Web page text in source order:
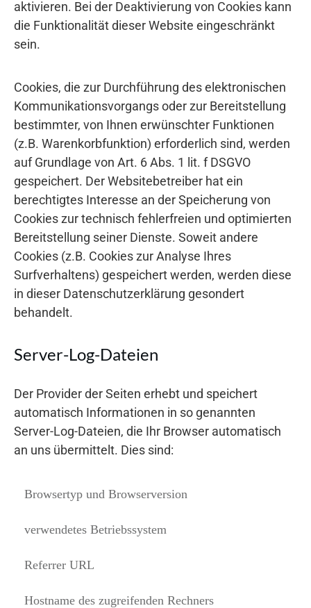
aktivieren. Bei der Deaktivierung von Cookies kann
die Funktionalität dieser Website eingeschränkt
sein.
Cookies, die zur Durchführung des elektronischen
Kommunikationsvorgangs oder zur Bereitstellung
bestimmter, von Ihnen erwünschter Funktionen
(z.B. Warenkorbfunktion) erforderlich sind, werden
auf Grundlage von Art. 6 Abs. 1 lit. f DSGVO
gespeichert. Der Websitebetreiber hat ein
berechtigtes Interesse an der Speicherung von
Cookies zur technisch fehlerfreien und optimierten
Bereitstellung seiner Dienste. Soweit andere
Cookies (z.B. Cookies zur Analyse Ihres
Surfverhaltens) gespeichert werden, werden diese
in dieser Datenschutzerklärung gesondert
behandelt.
Server-Log-Dateien
Der Provider der Seiten erhebt und speichert
automatisch Informationen in so genannten
Server-Log-Dateien, die Ihr Browser automatisch
an uns übermittelt. Dies sind:
Browsertyp und Browserversion
verwendetes Betriebssystem
Referrer URL
Hostname des zugreifenden Rechners